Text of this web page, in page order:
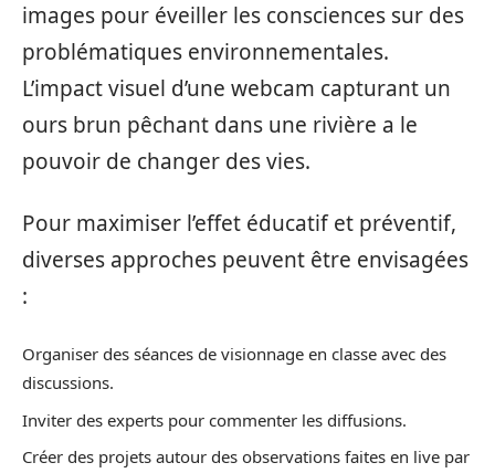
images pour éveiller les consciences sur des
problématiques environnementales.
L’impact visuel d’une webcam capturant un
ours brun pêchant dans une rivière a le
pouvoir de changer des vies.
Pour maximiser l’effet éducatif et préventif,
diverses approches peuvent être envisagées
:
Organiser des séances de visionnage en classe avec des
discussions.
Inviter des experts pour commenter les diffusions.
Créer des projets autour des observations faites en live par